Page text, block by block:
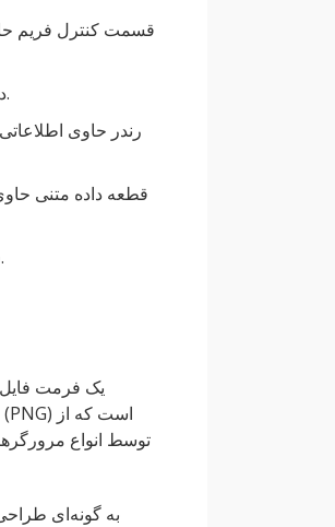
داده های تصویری: داده های تصویر حاوی داده های پیکسلی برای هر فریم از انیمیشن است.
قطعه داده فشرده (zTXt): قطعه داده فشرده حاوی داده های متنی فشرده اختیاری است.